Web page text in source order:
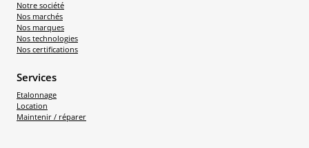
Notre société
Nos marchés
Nos marques
Nos technologies
Nos certifications
Services
Etalonnage
Location
Maintenir / réparer